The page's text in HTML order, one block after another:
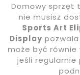
Domowy sprzęt
nie musisz
Sports Art
Displaypozwala
może być równie
jeśli